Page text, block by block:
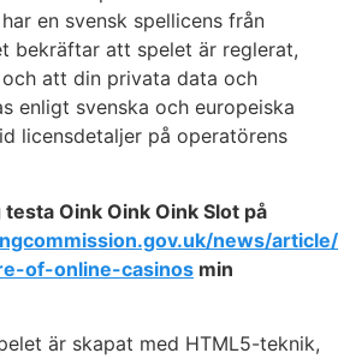
en svensk spellicens från
bekräftar att spelet är reglerat,
att din privata data och
enligt svenska och europeiska
licensdetaljer på operatörens
Oink Oink Oink Slot på
news/
of-online-casinos min
är skapat med HTML5-teknik,